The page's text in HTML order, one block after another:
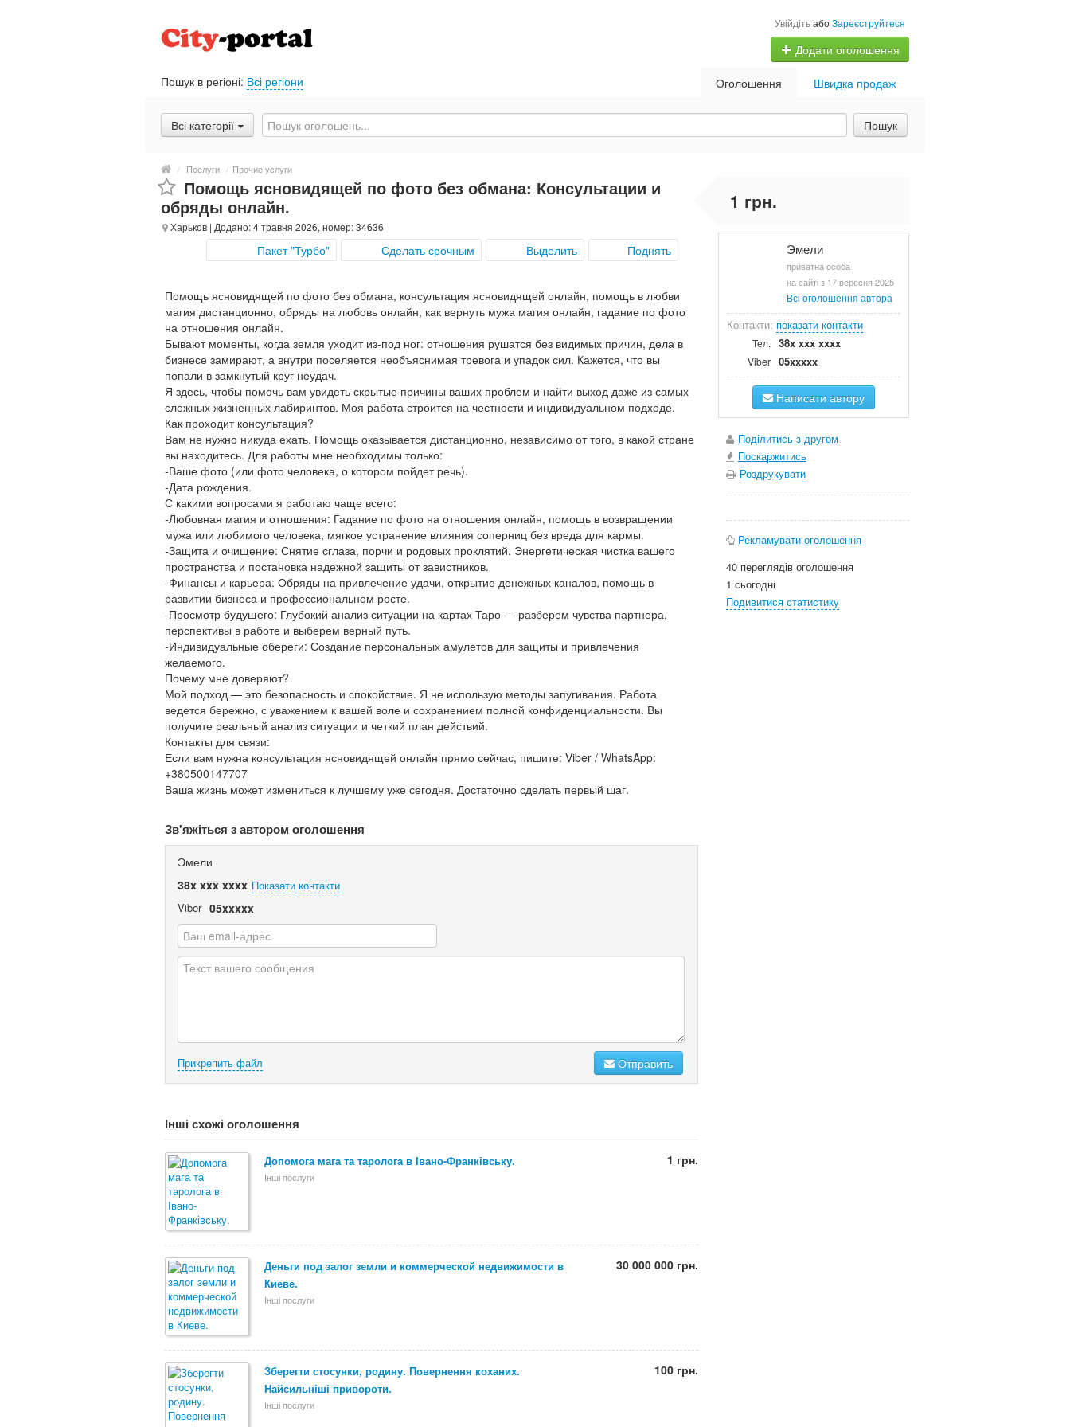
УвійдітьабоЗареєструйтеся
Додати оголошення
Пошук в регіоні: Всі регіони Швидка продаж
Оголошення
Всі категорії Пошук
/ Послуги / Прочие услуги
Помощь ясновидящей по фото без обмана: Консультации и
обряды онлайн.
Харьков | Додано: 4 травня 2026, номер: 34636
Пакет "Турбо" Сделать срочным Выделить Поднять
Помощь ясновидящей по фото без обмана, консультация ясновидящей онлайн, помощь в любви
магия дистанционно, обряды на любовь онлайн, как вернуть мужа магия онлайн, гадание по фото
на отношения онлайн.
Бывают моменты, когда земля уходит из-под ног: отношения рушатся без видимых причин, дела в
бизнесе замирают, а внутри поселяется необъяснимая тревога и упадок сил. Кажется, что вы
попали в замкнутый круг неудач.
Я здесь, чтобы помочь вам увидеть скрытые причины ваших проблем и найти выход даже из самых
сложных жизненных лабиринтов. Моя работа строится на честности и индивидуальном подходе.
Как проходит консультация?
Вам не нужно никуда ехать. Помощь оказывается дистанционно, независимо от того, в какой стране
вы находитесь. Для работы мне необходимы только:
-Ваше фото (или фото человека, о котором пойдет речь).
-Дата рождения.
С какими вопросами я работаю чаще всего:
-Любовная магия и отношения: Гадание по фото на отношения онлайн, помощь в возвращении
мужа или любимого человека, мягкое устранение влияния соперниц без вреда для кармы.
-Защита и очищение: Снятие сглаза, порчи и родовых проклятий. Энергетическая чистка вашего
пространства и постановка надежной защиты от завистников.
-Финансы и карьера: Обряды на привлечение удачи, открытие денежных каналов, помощь в
развитии бизнеса и профессиональном росте.
-Просмотр будущего: Глубокий анализ ситуации на картах Таро — разберем чувства партнера,
перспективы в работе и выберем верный путь.
-Индивидуальные обереги: Создание персональных амулетов для защиты и привлечения
желаемого.
Почему мне доверяют?
Мой подход — это безопасность и спокойствие. Я не использую методы запугивания. Работа
ведется бережно, с уважением к вашей воле и сохранением полной конфиденциальности. Вы
получите реальный анализ ситуации и четкий план действий.
Контакты для связи:
Если вам нужна консультация ясновидящей онлайн прямо сейчас, пишите: Viber / WhatsApp:
+380500147707
Ваша жизнь может измениться к лучшему уже сегодня. Достаточно сделать первый шаг.
Зв'яжіться з автором оголошення
Эмели
38x xxx xxxx Показати контакти
Viber 05xxxxx
Прикрепить файл Отправить
Інші схожі оголошення
Допомога мага та таролога в Івано-Франківську.
Інші послуги
1 грн.
Деньги под залог земли и коммерческой недвижимости в
Киеве.
Інші послуги
30 000 000 грн.
Зберегти стосунки, родину. Повернення коханих.
Найсильніші привороти.
Інші послуги
100 грн.
1 грн.
Эмели
приватна особа
на сайті з 17 вересня 2025
Всі оголошення автора
Контакти: показати контакти
Тел. 38x xxx xxxx
Viber 05xxxxx
Написати автору
Поділитись з другом
Поскаржитись
Роздрукувати
Рекламувати оголошення
40 переглядів оголошення
1 сьогодні
Подивитися статистику